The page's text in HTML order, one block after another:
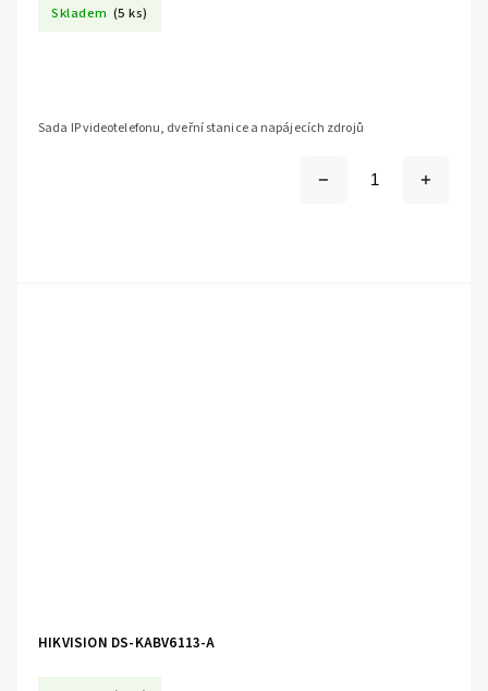
Skladem (5 ks)
Sada IP videotelefonu, dveřní stanice a napájecích zdrojů
HIKVISION DS-KABV6113-A